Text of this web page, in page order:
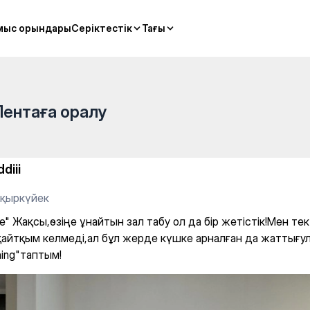
орындарыСеріктестік Тағы
орындарыСеріктестік Тағы
Yoga
оралу
қыркүйек
Жақсы,өзіңе ұнайтын зал табу ол да бір жетістік!Мен
келмеді,ал бұл жерде күшке арналған да